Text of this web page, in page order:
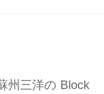
州三洋の Block